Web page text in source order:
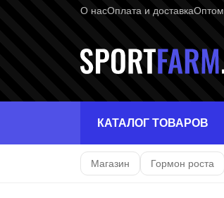
О насОплата и доставкаОптом
КАТАЛОГ ТОВАРОВ
Магазин Гормон роста